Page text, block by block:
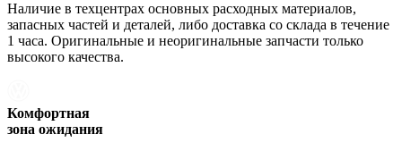
Наличие в техцентрах основных расходных материалов,
запасных частей и деталей, либо доставка со склада в течение
1 часа. Оригинальные и неоригинальные запчасти только
высокого качества.
Комфортная
зона ожидания